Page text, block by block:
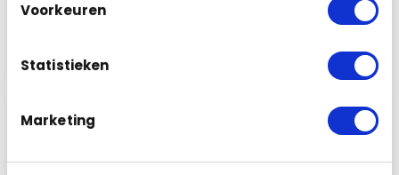
Voorkeuren
Statistieken
Marketing
geïnstalleerd. Door onze kennis en
4
Wij zullen er dus ook alles aan doen…